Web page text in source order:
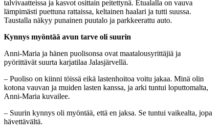
Kynnys myöntää avun tarve oli suurin
Anni-Maria ja hänen puolisonsa ovat maatalousyrittäjiä ja
pyörittävät suurta karjatilaa Jalasjärvellä.
– Puoliso on kiinni töissä eikä lastenhoitoa voitu jakaa. Minä olin
kotona vauvan ja muiden lasten kanssa, ja arki tuntui loputtomalta,
Anni-Maria kuvailee.
– Suurin kynnys oli myöntää, että en jaksa. Se tuntui vaikealta, jopa
hävettävältä.